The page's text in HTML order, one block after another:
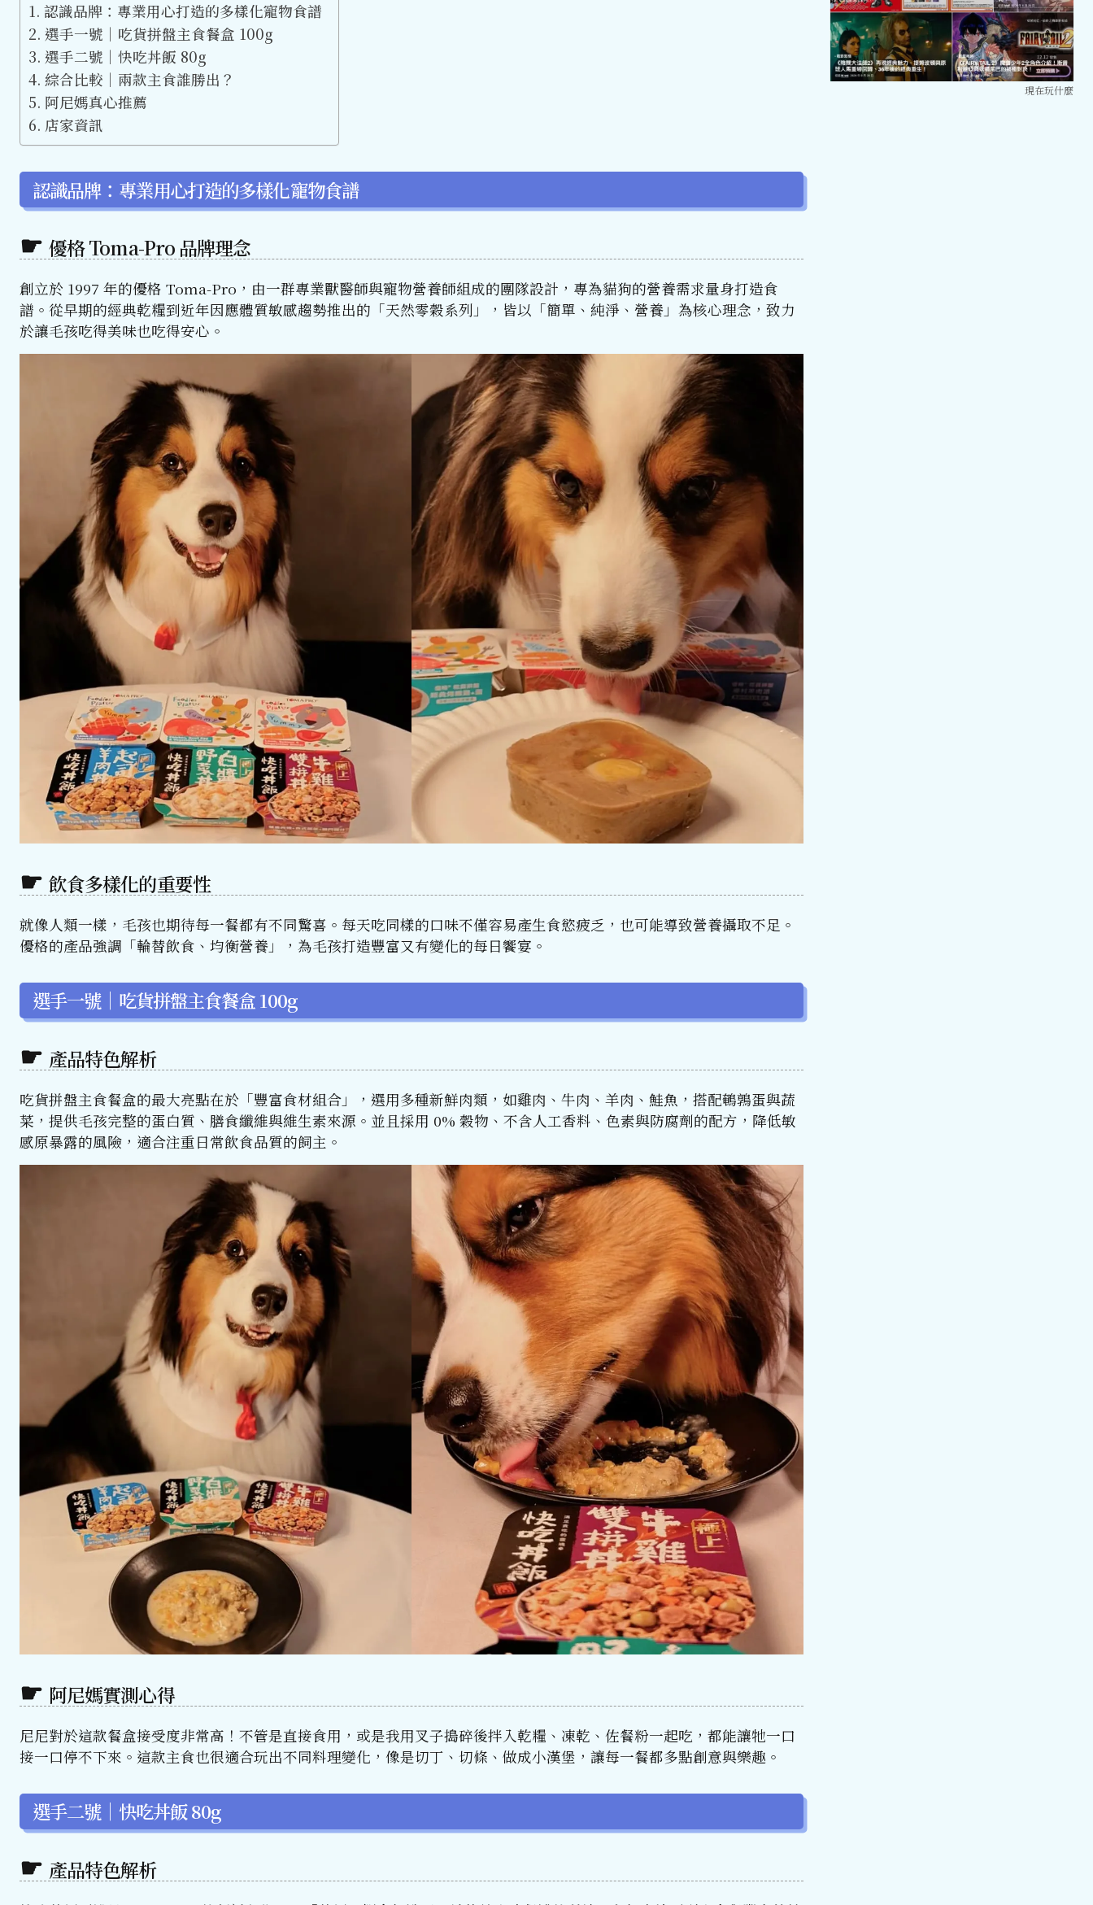
認識品牌：專業用心打造的多樣化寵物食譜
選手一號｜吃貨拼盤主食餐盒 100g
選手二號｜快吃丼飯 80g
綜合比較｜兩款主食誰勝出？
阿尼媽真心推薦
店家資訊
認識品牌：專業用心打造的多樣化寵物食譜
優格 Toma-Pro 品牌理念
創立於 1997 年的優格 Toma-Pro，由一群專業獸醫師與寵物營養師組成的團隊設計，專為貓狗的營養需求量身打造食
譜。從早期的經典乾糧到近年因應體質敏感趨勢推出的「天然零穀系列」，皆以「簡單、純淨、營養」為核心理念，致力
於讓毛孩吃得美味也吃得安心。
飲食多樣化的重要性
就像人類一樣，毛孩也期待每一餐都有不同驚喜。每天吃同樣的口味不僅容易產生食慾疲乏，也可能導致營養攝取不足。
優格的產品強調「輪替飲食、均衡營養」，為毛孩打造豐富又有變化的每日饗宴。
選手一號｜吃貨拼盤主食餐盒 100g
產品特色解析
吃貨拼盤主食餐盒的最大亮點在於「豐富食材組合」，選用多種新鮮肉類，如雞肉、牛肉、羊肉、鮭魚，搭配鵪鶉蛋與蔬
菜，提供毛孩完整的蛋白質、膳食纖維與維生素來源。並且採用 0% 穀物、不含人工香料、色素與防腐劑的配方，降低敏
感原暴露的風險，適合注重日常飲食品質的飼主。
阿尼媽實測心得
尼尼對於這款餐盒接受度非常高！不管是直接食用，或是我用叉子搗碎後拌入乾糧、凍乾、佐餐粉一起吃，都能讓牠一口
接一口停不下來。這款主食也很適合玩出不同料理變化，像是切丁、切條、做成小漢堡，讓每一餐都多點創意與樂趣。
選手二號｜快吃丼飯 80g
產品特色解析
現在玩什麼